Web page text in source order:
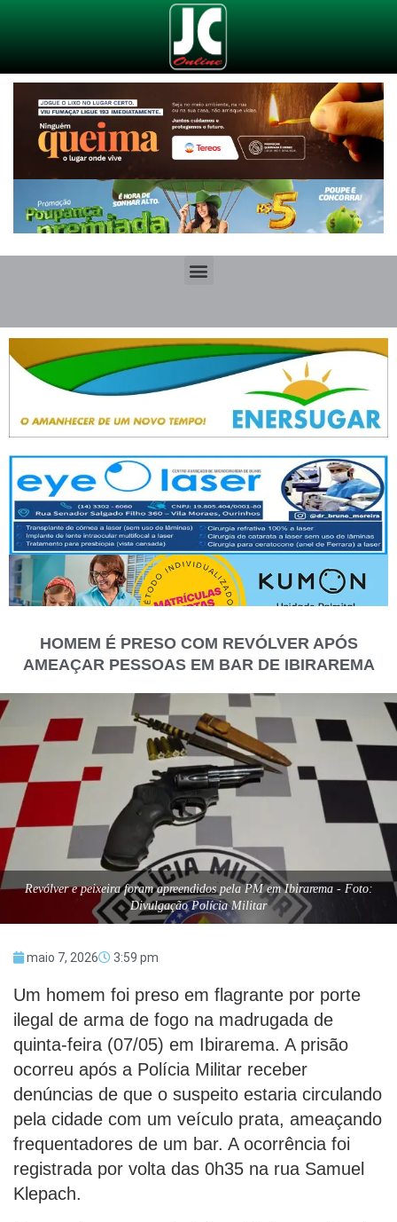
HOMEM É PRESO COM REVÓLVER APÓS
AMEAÇAR PESSOAS EM BAR DE IBIRAREMA
Revólver e peixeira foram apreendidos pela PM em Ibirarema - Foto:
Divulgação Polícia Militar
maio 7, 2026 3:59 pm
Um homem foi preso em flagrante por porte
ilegal de arma de fogo na madrugada de
quinta-feira (07/05) em Ibirarema. A prisão
ocorreu após a Polícia Militar receber
denúncias de que o suspeito estaria circulando
pela cidade com um veículo prata, ameaçando
frequentadores de um bar. A ocorrência foi
registrada por volta das 0h35 na rua Samuel
Klepach.